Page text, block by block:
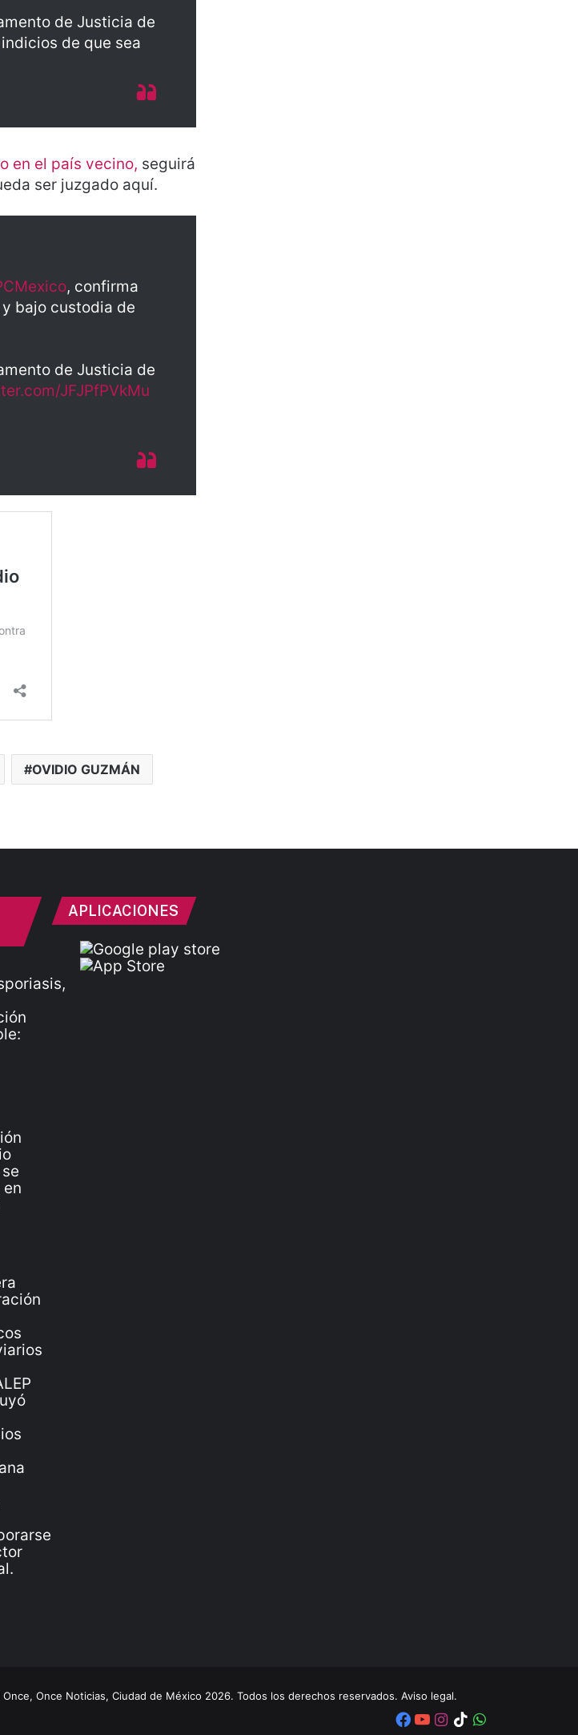
de Justicia de
de que sea
en el país vecino, seguirá
ser juzgado aquí.
, confirma
bajo custodia de
de Justicia de
JFJPfPVkMu
OVIDIO GUZMÁN
APLICACIONES
Once Noticias, Ciudad de México 2026. Todos los derechos reservados. Aviso legal.
Facebook
YouTube
Instagram
TikTokWhatsApp